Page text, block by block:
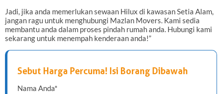
Jadi, jika anda memerlukan sewaan Hilux di kawasan Setia Alam,
jangan ragu untuk menghubungi Mazlan Movers. Kami sedia
membantu anda dalam proses pindah rumah anda. Hubungi kami
sekarang untuk menempah kenderaan anda!”
Sebut Harga Percuma! Isi Borang Dibawah
Nama Anda*